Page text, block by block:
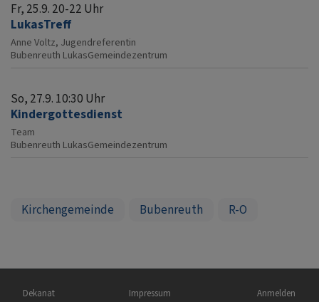
Fr, 25.9. 20-22 Uhr
LukasTreff
Anne Voltz, Jugendreferentin
Bubenreuth LukasGemeindezentrum
So, 27.9. 10:30 Uhr
Kindergottesdienst
Team
Bubenreuth LukasGemeindezentrum
Kirchengemeinde Bubenreuth R-O
Hauptnavigation
Dekanat
Fußbereichsmenü
Impressum
Anmelden